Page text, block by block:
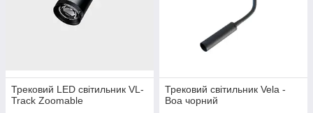
Трековий LED світильник VL-
Track Zoomable
Трековий світильник Vela -
Boa чорний